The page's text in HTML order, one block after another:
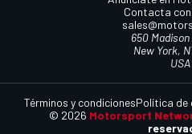
Contacta con
650 Madison
New York,
USA
© 2026 Motorsport
Términos y condicionesPolítica de